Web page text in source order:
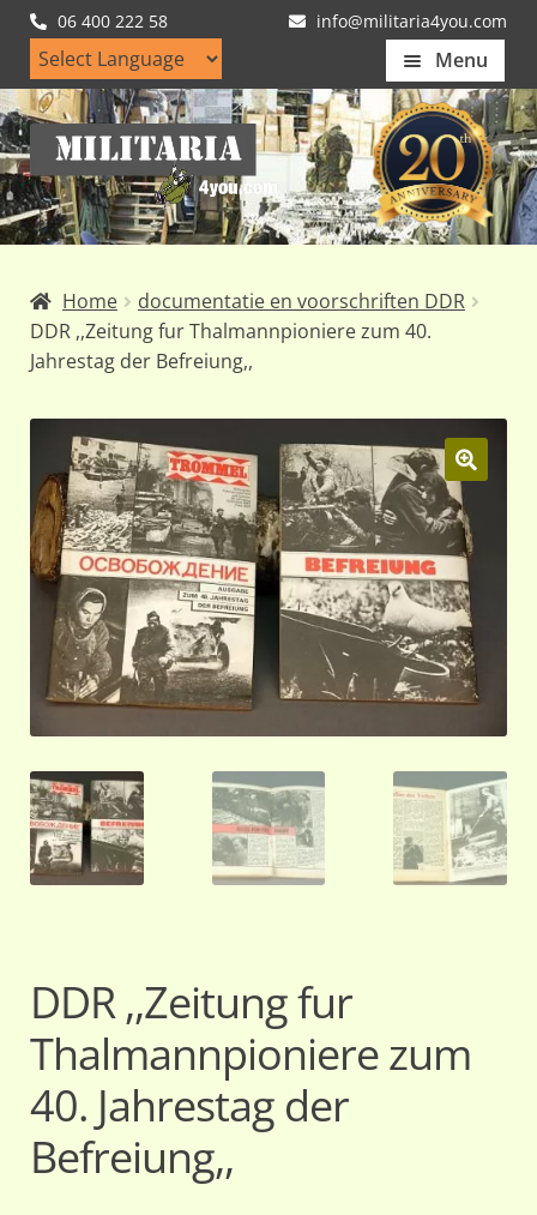
06 400 222 58 info@militaria4you.com
Menu
Home
Artikelen
Nieuws
Klantfotos
Mijn Account
Ga
door
naar
navigatie
Ga
naar
de
inhoud
Home
documentatie en voorschriften DDR
DDR ,,Zeitung fur Thalmannpioniere zum 40.
Jahrestag der Befreiung,,
🔍
DDR ,,Zeitung fur
Thalmannpioniere zum
40. Jahrestag der
Befreiung,,